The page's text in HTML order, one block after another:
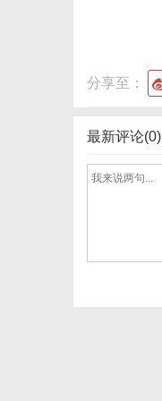
分享至：
最新评论(0)